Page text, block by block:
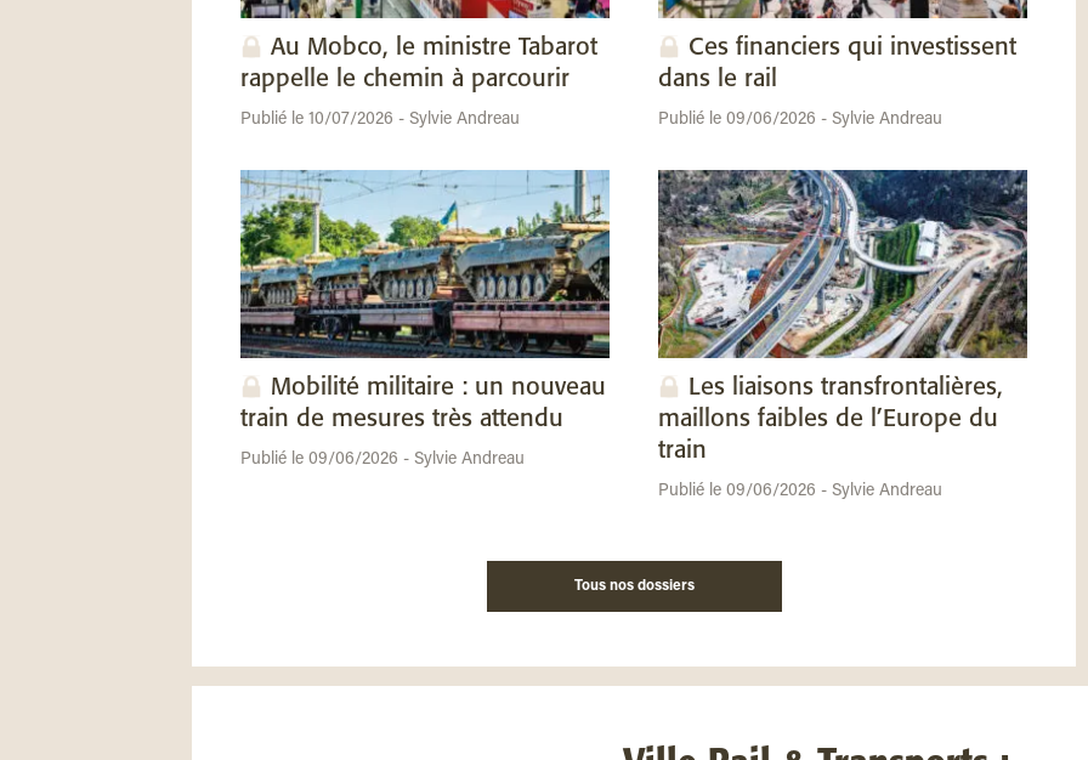
Au Mobco, le ministre Tabarot
rappelle le chemin à parcourir
Publié le 10/07/2026 - Sylvie Andreau
Ces financiers qui investissent
dans le rail
Publié le 09/06/2026 - Sylvie Andreau
Mobilité militaire : un nouveau
train de mesures très attendu
Publié le 09/06/2026 - Sylvie Andreau
Les liaisons transfrontalières,
maillons faibles de l’Europe du
train
Publié le 09/06/2026 - Sylvie Andreau
Tous nos dossiers